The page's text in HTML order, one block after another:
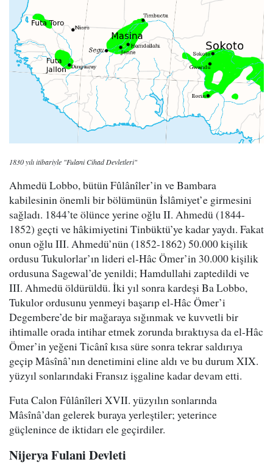
1830 yılı itibariyle "Fulani Cihad Devletleri"
Ahmedü Lobbo, bütün Fûlânîler’in ve Bambara
kabilesinin önemli bir bölümünün İslâmiyet’e girmesini
sağladı. 1844’te ölünce yerine oğlu II. Ahmedü (1844-
1852) geçti ve hâkimiyetini Tinbüktü’ye kadar yaydı. Fakat
onun oğlu III. Ahmedü’nün (1852-1862) 50.000 kişilik
ordusu Tukulorlar’ın lideri el-Hâc Ömer’in 30.000 kişilik
ordusuna Sagewal’de yenildi; Hamdullahi zaptedildi ve
III. Ahmedü öldürüldü. İki yıl sonra kardeşi Ba Lobbo,
Tukulor ordusunu yenmeyi başarıp el-Hâc Ömer’i
Degembere’de bir mağaraya sığınmak ve kuvvetli bir
ihtimalle orada intihar etmek zorunda bıraktıysa da el-Hâc
Ömer’in yeğeni Ticânî kısa süre sonra tekrar saldırıya
geçip Mâsînâ’nın denetimini eline aldı ve bu durum XIX.
yüzyıl sonlarındaki Fransız işgaline kadar devam etti.
Futa Calon Fûlânîleri XVII. yüzyılın sonlarında
Mâsînâ’dan gelerek buraya yerleştiler; yeterince
güçlenince de iktidarı ele geçirdiler.
Nijerya Fulani Devleti